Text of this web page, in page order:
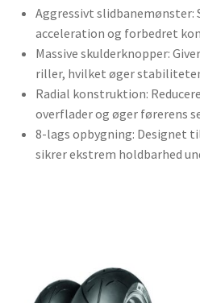
Aggressivt slidbanemønster:
acceleration og forbedret
Massive skulderknopper:
riller, hvilket øger
Radial konstruktion:
overflader og øger førerens
8-lags opbygning: Designet
sikrer ekstrem holdbarhed